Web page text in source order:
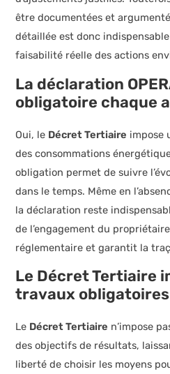
être documentées et
détaillée est donc
faisabilité réelle des actions
La déclaration
obligatoire chaque
Oui, le Décret Tertiaire impose
des consommations
obligation permet de suivre
dans le temps. Même en
la déclaration reste
de l’engagement du
réglementaire et garantit la
Le Décret Tertiaire
travaux
Le Décret Tertiaire n’impose
des objectifs de résultats,
liberté de choisir les moyens